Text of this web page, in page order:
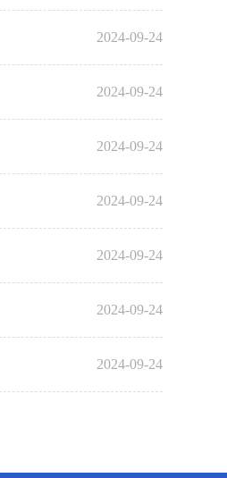
2024-09-24
2024-09-24
2024-09-24
2024-09-24
2024-09-24
2024-09-24
2024-09-24